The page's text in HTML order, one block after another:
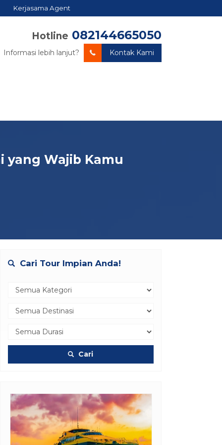
Kerjasama Agent
Hotline 082144665050
Informasi lebih lanjut? Kontak Kami
yang Wajib Kamu
Cari Tour Impian Anda!
Cari